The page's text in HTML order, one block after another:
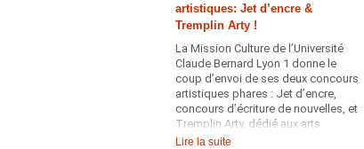
artistiques: Jet d’encre &
Tremplin Arty !
La Mission Culture de l’Université
Claude Bernard Lyon 1 donne le
coup d’envoi de ses deux concours
artistiques phares : Jet d’encre,
concours d’écriture de nouvelles, et
Tremplin Arty, dédié aux arts
visuels.
Lire la suite